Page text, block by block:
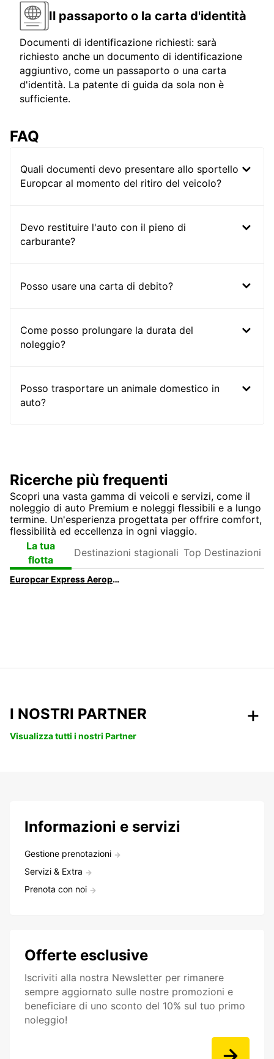
Il passaporto o la carta d'identità
Documenti di identificazione richiesti: sarà
richiesto anche un documento di identificazione
aggiuntivo, come un passaporto o una carta
d'identità. La patente di guida da sola non è
sufficiente.
FAQ
Quali documenti devo presentare allo sportello
Europcar al momento del ritiro del veicolo?
Devo restituire l'auto con il pieno di
carburante?
Posso usare una carta di debito?
Come posso prolungare la durata del
noleggio?
Posso trasportare un animale domestico in
auto?
Ricerche più frequenti
Scopri una vasta gamma di veicoli e servizi, come il
noleggio di auto Premium e noleggi flessibili e a lungo
termine. Un'esperienza progettata per offrire comfort,
flessibilità ed eccellenza in ogni viaggio.
La tua
flotta
stagionali
Destinazioni
Europcar Express Aeroporto di Dublino | Ritiro più rapido dell'auto a noleggio
I NOSTRI PARTNER
Visualizza tutti i nostri Partner
Informazioni e servizi
Gestione prenotazioni
Servizi & Extra
Prenota con noi
Offerte esclusive
Iscriviti alla nostra Newsletter per rimanere
sempre aggiornato sulle nostre promozioni e
beneficiare di uno sconto del 10% sul tuo primo
noleggio!